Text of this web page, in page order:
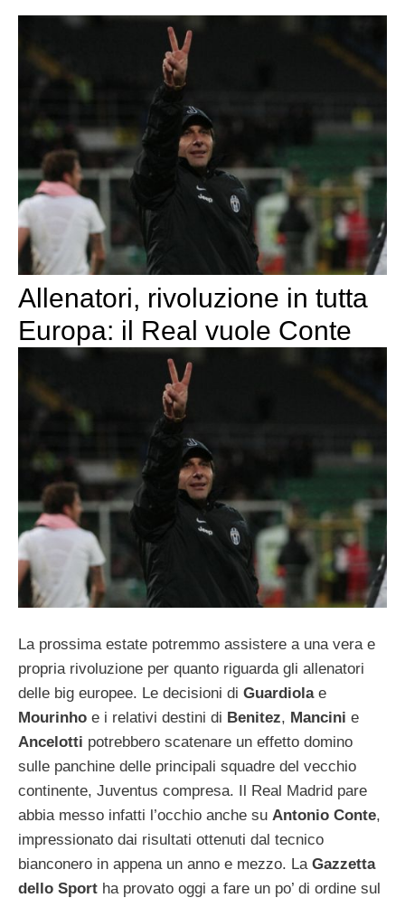
Allenatori, rivoluzione in tutta
Europa: il Real vuole Conte
La prossima estate potremmo assistere a una vera e
propria rivoluzione per quanto riguarda gli allenatori
delle big europee. Le decisioni di Guardiolae
Mourinho e i relativi destini di Benitez, Mancini e
Ancelotti potrebbero scatenare un effetto domino
sulle panchine delle principali squadre del vecchio
continente, Juventus compresa. Il Real Madrid pare
abbia messo infatti l’occhio anche su Antonio Conte,
impressionato dai risultati ottenuti dal tecnico
bianconero in appena un anno e mezzo. La Gazzetta
dello Sport ha provato oggi a fare un po’ di ordine sul